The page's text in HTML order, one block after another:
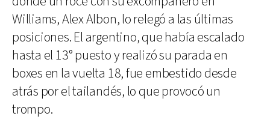
Williams, Alex Albon, lo relegó a las últimas
posiciones. El argentino, que había escalado
hasta el 13° puesto y realizó su parada en
boxes en la vuelta 18, fue embestido desde
atrás por el tailandés, lo que provocó un
trompo.